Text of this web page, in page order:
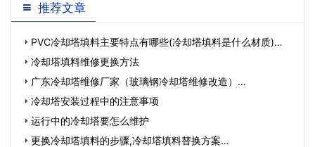
推荐文章
PVC冷却塔填料主要特点有哪些(冷却塔填料是什么材质)…
冷却塔填料维修更换方法
广东冷却塔维修厂家（玻璃钢冷却塔维修改造）…
冷却塔安装过程中的注意事项
运行中的冷却塔要怎么维护
更换冷却塔填料的步骤,冷却塔填料替换方案…